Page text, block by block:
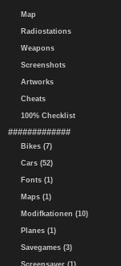
Map
Radiostations
Weapons
Screenshots
Artworks
Cheats
100% Checklist
#############
Bikes (7)
Cars (52)
Fonts (1)
Maps (1)
Modifkationen (10)
Planes (1)
Savegames (3)
Screensaver (1)